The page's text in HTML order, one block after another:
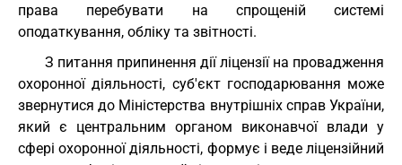
права перебувати на спрощеній системі
оподаткування, обліку та звітності.
З питання припинення дії ліцензії на провадження
охоронної діяльності, суб'єкт господарювання може
звернутися до Міністерства внутрішніх справ України,
який є центральним органом виконавчої влади у
сфері охоронної діяльності, формує і веде ліцензійний